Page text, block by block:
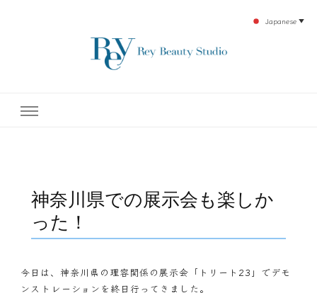
テ開設45年の実績を誇る本格エステだからこそ、お客様が必ず満足してもらえるこ
神奈川県での展示会も楽しか
った！
今日は、神奈川県の理容関係の展示会「トリート23」でデモ
ンストレーションを終日行ってきました。
Japanese ▼